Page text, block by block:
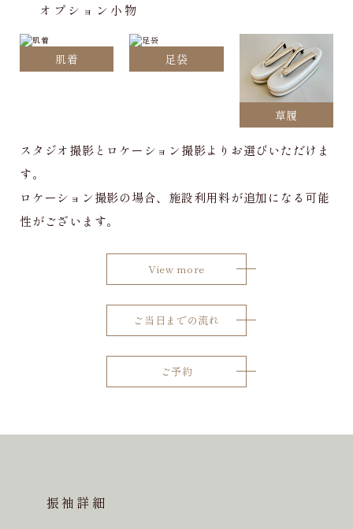
オプション小物
肌着 足袋
草履
スタジオ撮影とロケーション撮影よりお選びいただけま
す。
ロケーション撮影の場合、施設利用料が追加になる可能
性がございます。
View more
ご当日までの流れ
ご予約
振袖詳細